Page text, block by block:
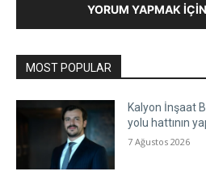
YORUM YAPMAK
MOST POPULAR
Kalyon İnşaat
yolu hattının
7 Ağustos 2026